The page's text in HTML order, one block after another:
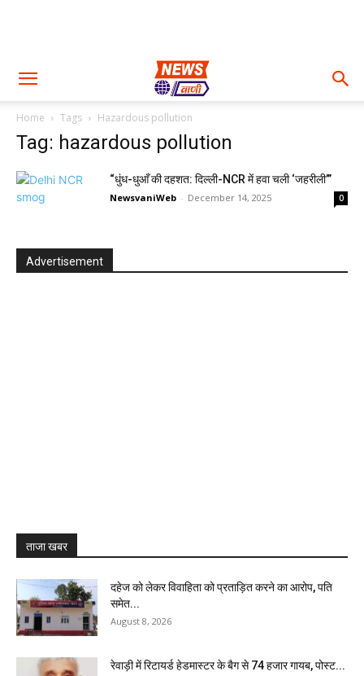
Home Tags Hazardous pollution
Tag: hazardous pollution
“धुंध-धुआँ की दहशत: दिल्ली-NCR में हवा चली ‘जहरीली’”
NewsvaniWeb - December 14, 2025 0
Advertisement
ताजा खबर
दहेज को लेकर विवाहिता को प्रताड़ित करने का आरोप, पति
समेत...
August 8, 2026
रेवाड़ी में रिटायर्ड हेडमास्टर के बैग से ₹74 हजार गायब, पोस्ट...